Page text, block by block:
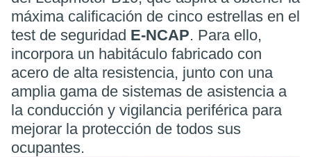
máxima calificación de cinco estrellas en el
test de seguridad E-NCAP. Para ello,
incorpora un habitáculo fabricado con
acero de alta resistencia, junto con una
amplia gama de sistemas de asistencia a
la conducción y vigilancia periférica para
mejorar la protección de todos sus
ocupantes.